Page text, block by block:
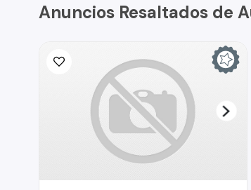
Anuncios Resaltados de